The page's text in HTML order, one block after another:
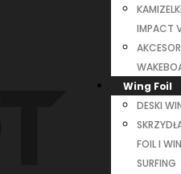
KAMIZELKI
IMPACT
Wing Foil
DESKI
FOIL I
SURFING